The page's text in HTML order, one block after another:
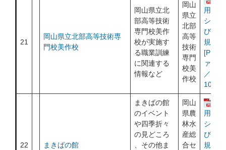
21
岡山県立北部高等技術専
門校美作校
岡山県立北
部高等技術
専門校美作
校が実施す
る職業訓練
に関連する
情報など
岡山
県立
北部
高等
技術
専門
校美
作校
用ポリ
シー及
び利用
規約
[PDF
ァイル
／
22 まきばの館
まきばの館
のイベント
や四季折々
の見どころ
、その他ま
岡山
県農
林水
産総
合セ
用ポリ
シー及
び利用
規約